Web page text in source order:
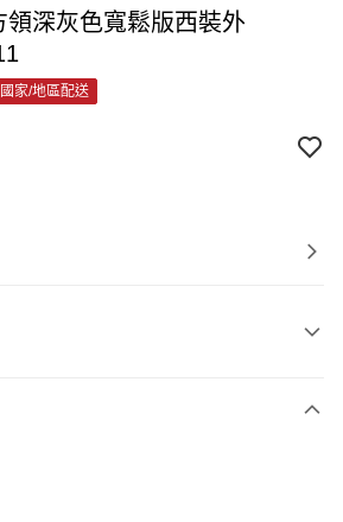
深灰色寬鬆版西裝外
國家/地區配送